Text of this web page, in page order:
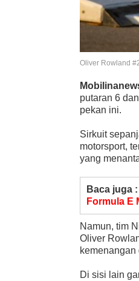
Oliver Rowland
putaran 6
pekan ini.
Sirkuit
motorsport,
yang
Baca juga :
Formula E
Namun, tim
Oliver
kemenangan
Di sisi lain